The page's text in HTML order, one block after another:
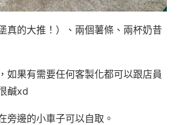
真的大推！）、兩個薯條、兩杯奶昔
如果有需要任何客製化都可以跟店員
鹹xd
旁邊的小車子可以自取。